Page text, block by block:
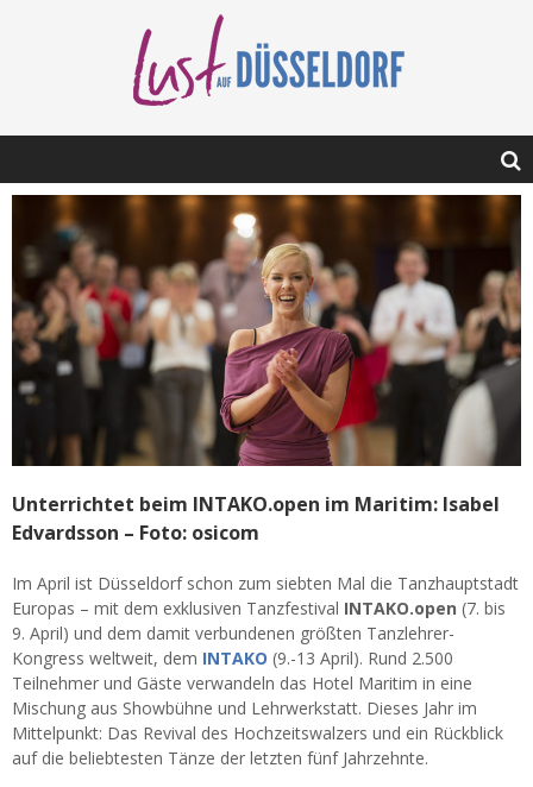
Unterrichtet beim INTAKO.open im Maritim: Isabel
Edvardsson – Foto: osicom
Im April ist Düsseldorf schon zum siebten Mal die Tanzhauptstadt
Europas – mit dem exklusiven Tanzfestival INTAKO.open (7. bis
9. April) und dem damit verbundenen größten Tanzlehrer-
Kongress weltweit, dem INTAKO (9.-13 April). Rund 2.500
Teilnehmer und Gäste verwandeln das Hotel Maritim in eine
Mischung aus Showbühne und Lehrwerkstatt. Dieses Jahr im
Mittelpunkt: Das Revival des Hochzeitswalzers und ein Rückblick
auf die beliebtesten Tänze der letzten fünf Jahrzehnte.